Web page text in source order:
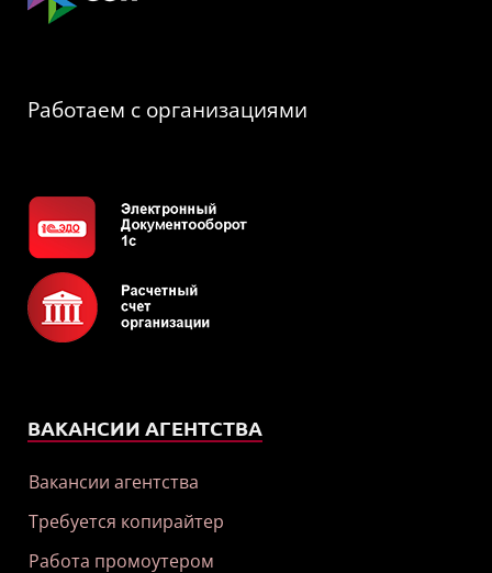
Работаем с организациями
ВАКАНСИИ АГЕНТСТВА
Вакансии агентства
Требуется копирайтер
Работа промоутером